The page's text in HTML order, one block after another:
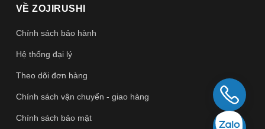
VỀ ZOJIRUSHI
Chính sách bảo hành
Hệ thống đại lý
Theo dõi đơn hàng
Chính sách vận chuyển - giao hàng
Chính sách bảo mật